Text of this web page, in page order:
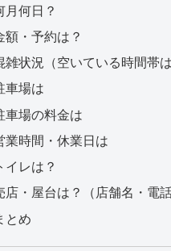
月何日？
額・予約は？
雑状況（空いている時間帯は
車場は
車場の料金は
業時間・休業日は
イレは？
店・屋台は？（店舗名・電話
とめ